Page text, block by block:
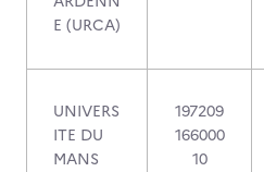
E (URCA)
UNIVERS
ITE DU
MANS
197209
166000
10